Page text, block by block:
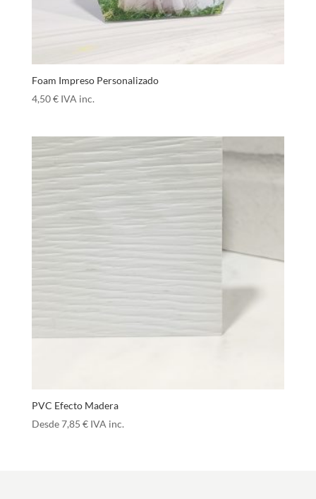
Foam Impreso Personalizado
4,50€ IVA inc.
PVC Efecto Madera
Desde7,85 € IVA inc.